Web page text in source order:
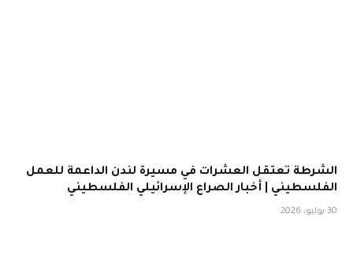
الشرطة تعتقل العشرات في مسيرة لندن الداعمة للعمل
الفلسطيني | أخبار الصراع الإسرائيلي الفلسطيني
30 يوليو، 2026